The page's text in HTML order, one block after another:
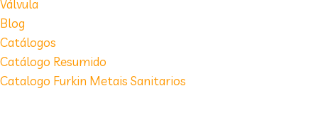
Válvula
Blog
Catálogos
Catálogo Resumido
Catalogo Furkin Metais Sanitarios